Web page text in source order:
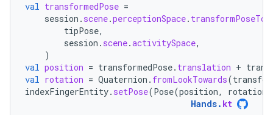
val transformedPose =
session . scene.perceptionSpace. transformPoseTo
tipPose,
session . scene.activitySpace,
)
val position = transformedPose. translation +
val rotation = Quaternion . fromLookTowards(
indexFingerEntity. setPose(Pose(position, rotation
Hands. kt